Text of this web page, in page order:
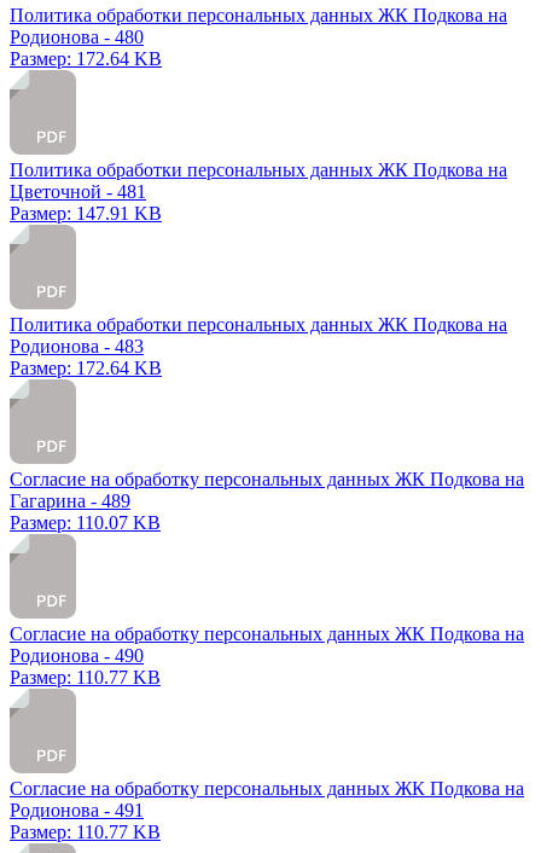
Политика обработки персональных данных ЖК Подкова на
Родионова - 480
Размер: 172.64 KB
Политика обработки персональных данных ЖК Подкова на
Цветочной - 481
Размер: 147.91 KB
Политика обработки персональных данных ЖК Подкова на
Родионова - 483
Размер: 172.64 KB
Согласие на обработку персональных данных ЖК Подкова на
Гагарина - 489
Размер: 110.07 KB
Согласие на обработку персональных данных ЖК Подкова на
Родионова - 490
Размер: 110.77 KB
Согласие на обработку персональных данных ЖК Подкова на
Родионова - 491
Размер: 110.77 KB